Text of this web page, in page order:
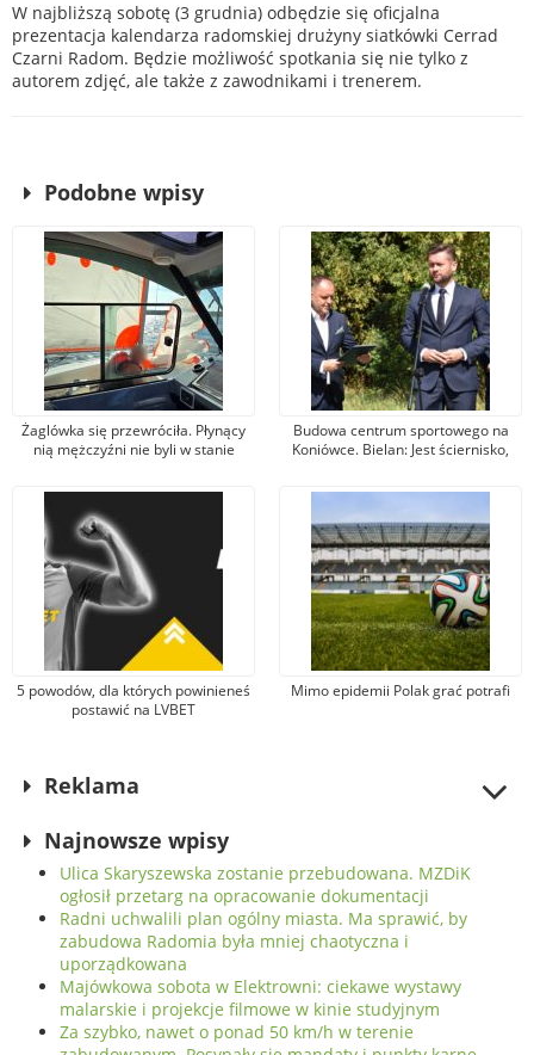
W najbliższą sobotę (3 grudnia) odbędzie się oficjalna
prezentacja kalendarza radomskiej drużyny siatkówki Cerrad
Czarni Radom. Będzie możliwość spotkania się nie tylko z
autorem zdjęć, ale także z zawodnikami i trenerem.
Podobne wpisy
Żaglówka się przewróciła. Płynący
nią mężczyźni nie byli w stanie
Budowa centrum sportowego na
Koniówce. Bielan: Jest ściernisko,
5 powodów, dla których powinieneś
postawić na LVBET
Mimo epidemii Polak grać potrafi
Reklama
Najnowsze wpisy
Ulica Skaryszewska zostanie przebudowana. MZDiK
ogłosił przetarg na opracowanie dokumentacji
Radni uchwalili plan ogólny miasta. Ma sprawić, by
zabudowa Radomia była mniej chaotyczna i
uporządkowana
Majówkowa sobota w Elektrowni: ciekawe wystawy
malarskie i projekcje filmowe w kinie studyjnym
Za szybko, nawet o ponad 50 km/h w terenie